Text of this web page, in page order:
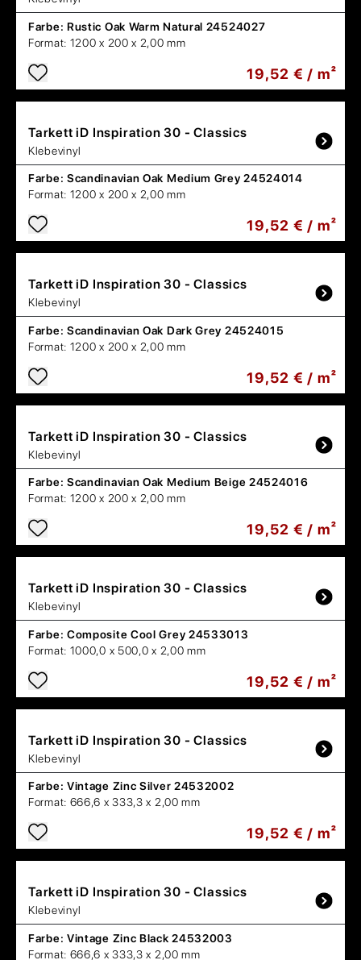
Farbe: Rustic Oak Warm Natural 24524027
Format: 1200 x 200 x 2,00 mm
19,52 € / m²
Tarkett iD Inspiration 30 - Classics
Klebevinyl
Farbe: Scandinavian Oak Medium Grey 24524014
Format: 1200 x 200 x 2,00 mm
19,52 € / m²
Tarkett iD Inspiration 30 - Classics
Klebevinyl
Farbe: Scandinavian Oak Dark Grey 24524015
Format: 1200 x 200 x 2,00 mm
19,52 € / m²
Tarkett iD Inspiration 30 - Classics
Klebevinyl
Farbe: Scandinavian Oak Medium Beige 24524016
Format: 1200 x 200 x 2,00 mm
19,52 € / m²
Tarkett iD Inspiration 30 - Classics
Klebevinyl
Farbe: Composite Cool Grey 24533013
Format: 1000,0 x 500,0 x 2,00 mm
19,52 € / m²
Tarkett iD Inspiration 30 - Classics
Klebevinyl
Farbe: Vintage Zinc Silver 24532002
Format: 666,6 x 333,3 x 2,00 mm
19,52 € / m²
Tarkett iD Inspiration 30 - Classics
Klebevinyl
Farbe: Vintage Zinc Black 24532003
Format: 666,6 x 333,3 x 2,00 mm